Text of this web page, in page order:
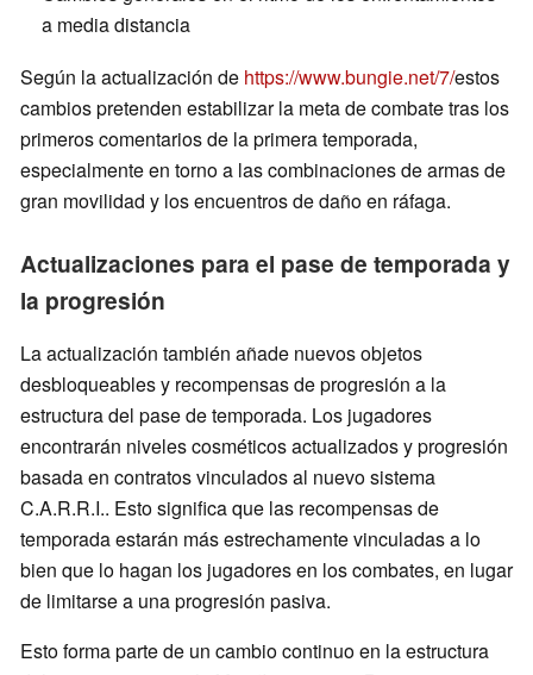
a media distancia
Según la actualización de https://www.bungie.net/7/estos
cambios pretenden estabilizar la meta de combate tras los
primeros comentarios de la primera temporada,
especialmente en torno a las combinaciones de armas de
gran movilidad y los encuentros de daño en ráfaga.
Actualizaciones para el pase de temporada y
la progresión
La actualización también añade nuevos objetos
desbloqueables y recompensas de progresión a la
estructura del pase de temporada. Los jugadores
encontrarán niveles cosméticos actualizados y progresión
basada en contratos vinculados al nuevo sistema
C.A.R.R.I.. Esto significa que las recompensas de
temporada estarán más estrechamente vinculadas a lo
bien que lo hagan los jugadores en los combates, en lugar
de limitarse a una progresión pasiva.
Esto forma parte de un cambio continuo en la estructura